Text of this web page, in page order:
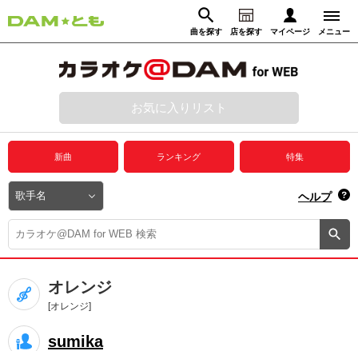
曲を探す 店を探す マイページ メニュー
動画からさがす 録音からさがす
ログイン
プレミアムサービス
DAM★とも動画
DAM★とも録音
カラオケ＠DAM
ユーザー検索
キャンペーン
お気に入りリスト
新曲 ランキング 特集
ヘルプ
オレンジ
[オレンジ]
sumika